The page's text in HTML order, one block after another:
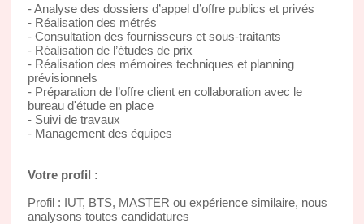
- Analyse des dossiers d’appel d’offre publics et privés
- Réalisation des métrés
- Consultation des fournisseurs et sous-traitants
- Réalisation de l’études de prix
- Réalisation des mémoires techniques et planning
prévisionnels
- Préparation de l’offre client en collaboration avec le
bureau d'étude en place
- Suivi de travaux
- Management des équipes
Votre profil :
Profil : IUT, BTS, MASTER ou expérience similaire, nous
analysons toutes candidatures